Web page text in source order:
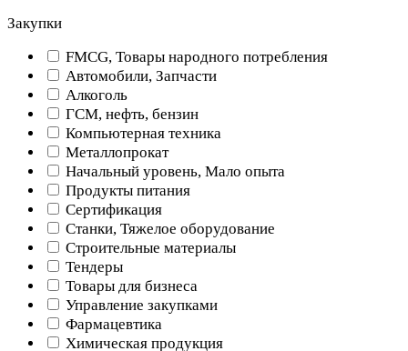
Закупки
FMCG, Товары народного потребления
Автомобили, Запчасти
Алкоголь
ГСМ, нефть, бензин
Компьютерная техника
Металлопрокат
Начальный уровень, Мало опыта
Продукты питания
Сертификация
Станки, Тяжелое оборудование
Строительные материалы
Тендеры
Товары для бизнеса
Управление закупками
Фармацевтика
Химическая продукция